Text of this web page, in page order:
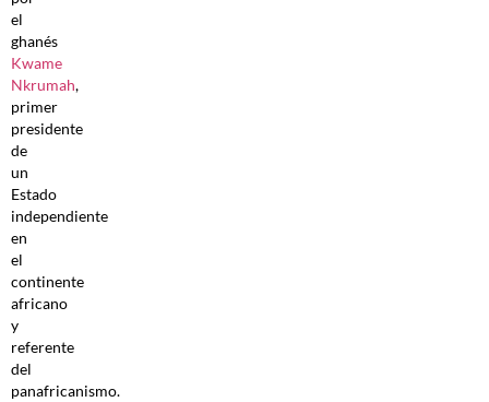
el
ghanés
Kwame
Nkrumah,
primer
presidente
de
un
Estado
independiente
en
el
continente
africano
y
referente
del
panafricanismo.